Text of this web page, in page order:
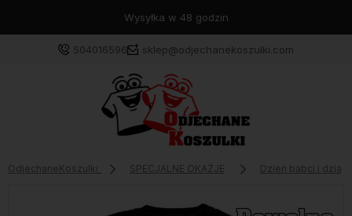
Wysyłka w 48 godzin
504016596 sklep@odjechanekoszulki.com
OdjechaneKoszulki SPECJALNE OKAZJE Dzień babci i